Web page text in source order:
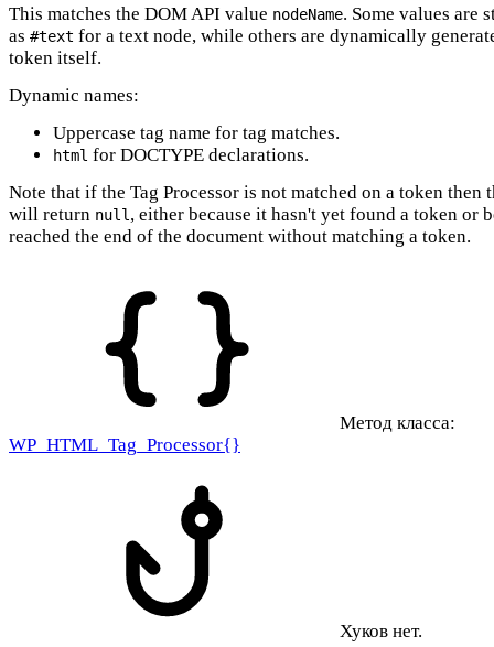
This matches the DOM API value nodeName. Some values are
as #text for a text node, while others are dynamically
token itself.
Dynamic names:
Uppercase tag name for tag matches.
html for DOCTYPE declarations.
Note that if the Tag Processor is not matched on a token then
will return null , either because it hasn't yet found a token or
reached the end of the document without matching a token.
Метод класса:
WP_HTML_Tag_Processor{}
Хуков нет.